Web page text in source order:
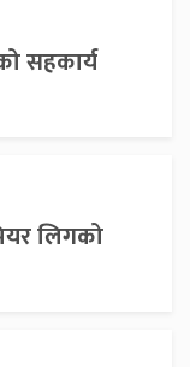
सहकार्य
लिगको